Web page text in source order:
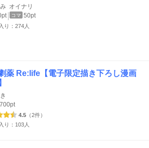
オイナリ
コマ 50pt
り：274人
薬 Re:life【電子限定描き下ろし漫画
700pt
4.5 （2件）
り：103人